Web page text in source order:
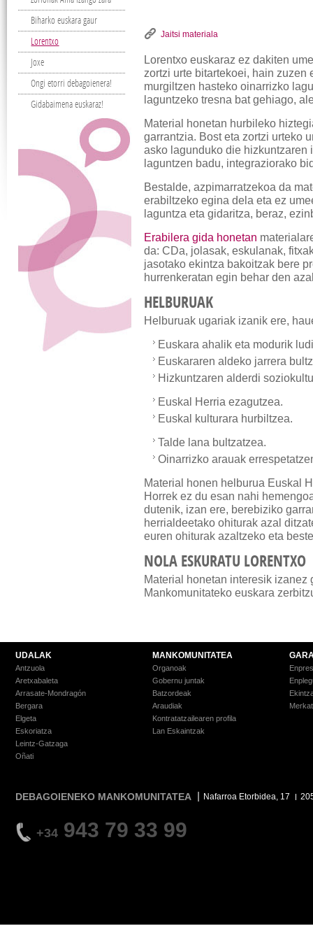
Jaitsi materiala
Lorentxo euskaraz ez dakiten
zortzi urte bitartekoei, hain
murgiltzen hasteko oinarrizko
laguntzeko tresna bat gehiago,
Material honetan hurbileko
garrantzia. Bost eta zortzi urteko
asko lagunduko die hizkuntzaren
laguntzen badu, integraziorako
Bestalde, azpimarratzekoa da
erabiltzeko egina dela eta ez
laguntza eta gidaritza, beraz,
Erabilera gida honetan
da: CDa, jolasak, eskulanak,
jasotako ekintza bakoitzak bere
hurrenkeratan egin behar den
HELBURUAK
Helburuak ugariak izanik ere,
Euskara ahalik eta modurik
Euskararen aldeko jarrera
Hizkuntzaren alderdi
Euskal Herria ezagutzea.
Euskal kulturara hurbiltzea.
Talde lana bultzatzea.
Oinarrizko arauak
Material honen helburua Euskal
Horrek ez du esan nahi
dutenik, izan ere, berebiziko
herrialdeetako ohiturak azal
euren ohiturak azaltzeko eta
NOLA ESKURATU LORENTXO
Material honetan interesik
Mankomunitateko euskara
Biharko euskara gaur
Lorentxo
Joxe
Ongi etorri debagoienera!
Gidabaimena euskaraz!
UDALAK
Antzuola
Aretxabaleta
Arrasate-Mondragón
Bergara
Elgeta
Eskoriatza
Leintz-Gatzaga
Oñati
MANKOMUNITATEA
Organoak
Gobernu juntak
Batzordeak
Araudiak
Kontratatzailearen profila
Lan Eskaintzak
DEBAGOIENEKO MANKOMUNITATEA Nafarroa Etorbidea, 17
+34 943 79 33 99